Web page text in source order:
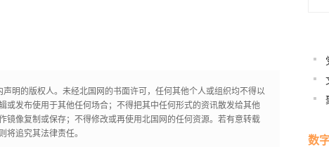
明的版权人。未经北国网的书面许可，任何其他个人或组织均不得以
或发布使用于其他任何场合；不得把其中任何形式的资讯散发给其他
镜像复制或保存；不得修改或再使用北国网的任何资源。若有意转载
将追究其法律责任。
数